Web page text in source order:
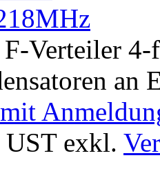
Verteiler
an
exkl.